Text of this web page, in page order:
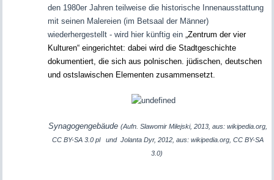
den 1980er Jahren teilweise die historische Innenausstattung
mit seinen Malereien (im Betsaal der Männer)
wiederhergestellt - wird hier künftig ein „Zentrum der vier
Kulturen“ eingerichtet: dabei wird die Stadtgeschichte
dokumentiert, die sich aus polnischen. jüdischen, deutschen
und ostslawischen Elementen zusammensetzt.
Synagogengebäude(Aufn.Slawomir Milejski, 2013, aus: wikipedia.org,
CC BY-SA 3.0 plund Jolanta Dyr, 2012, aus: wikipedia.org, CC BY-SA
3.0)